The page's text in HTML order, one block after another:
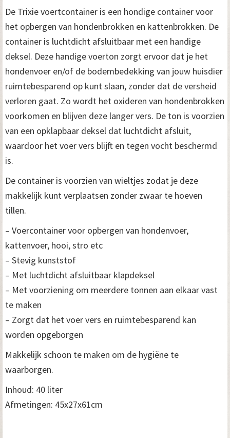
De Trixie voertcontainer is een hondige container voor
het opbergen van hondenbrokken en kattenbrokken. De
container is luchtdicht afsluitbaar met een handige
deksel. Deze handige voerton zorgt ervoor dat je het
hondenvoer en/of de bodembedekking van jouw huisdier
ruimtebesparend op kunt slaan, zonder dat de versheid
verloren gaat. Zo wordt het oxideren van hondenbrokken
voorkomen en blijven deze langer vers. De ton is voorzien
van een opklapbaar deksel dat luchtdicht afsluit,
waardoor het voer vers blijft en tegen vocht beschermd
is.
De container is voorzien van wieltjes zodat je deze
makkelijk kunt verplaatsen zonder zwaar te hoeven
tillen.
– Voercontainer voor opbergen van hondenvoer,
kattenvoer, hooi, stro etc
– Stevig kunststof
– Met luchtdicht afsluitbaar klapdeksel
– Met voorziening om meerdere tonnen aan elkaar vast
te maken
– Zorgt dat het voer vers en ruimtebesparend kan
worden opgeborgen
Makkelijk schoon te maken om de hygiëne te
waarborgen.
Inhoud: 40 liter
Afmetingen: 45x27x61cm